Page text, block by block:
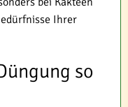
Ihrer
so